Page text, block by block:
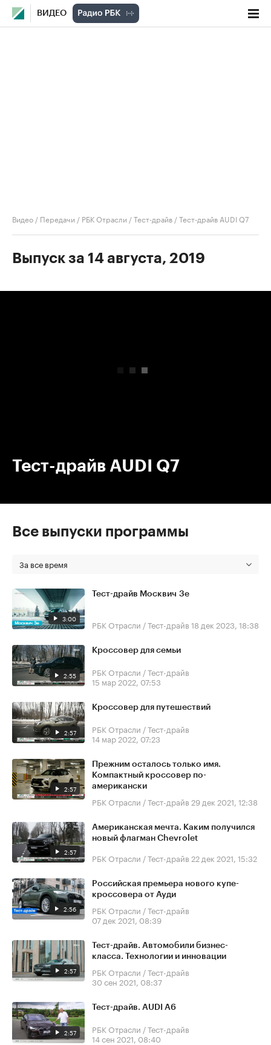
ВИДЕО
Видео / Передачи / РБК Отрасли / Тест-драйв /Тест-драйв AUDI Q7
Выпуск за 14 августа, 2019
Тест-драйв AUDI Q7
Все выпуски программы
За все время
3:00
Тест-драйв Москвич 3е
РБК Отрасли / Тест-драйв 18 дек 2023, 18:38
2:55
Кроссовер для семьи
РБК Отрасли / Тест-драйв
15 мар 2022, 07:53
2:57
Кроссовер для путешествий
РБК Отрасли / Тест-драйв
14 мар 2022, 07:23
2:57
Прежним осталось только имя.
Компактный кроссовер по-
американски
РБК Отрасли / Тест-драйв 29 дек 2021, 12:38
2:57
Американская мечта. Каким получился
новый флагман Chevrolet
РБК Отрасли / Тест-драйв 22 дек 2021, 15:32
2:56
Российская премьера нового купе-
кроссовера от Ауди
РБК Отрасли / Тест-драйв
07 дек 2021, 08:39
2:57
Тест-драйв. Автомобили бизнес-
класса. Технологии и инновации
РБК Отрасли / Тест-драйв
30 сен 2021, 08:37
2:57
Тест-драйв. AUDI A6
РБК Отрасли / Тест-драйв
14 сен 2021, 08:40